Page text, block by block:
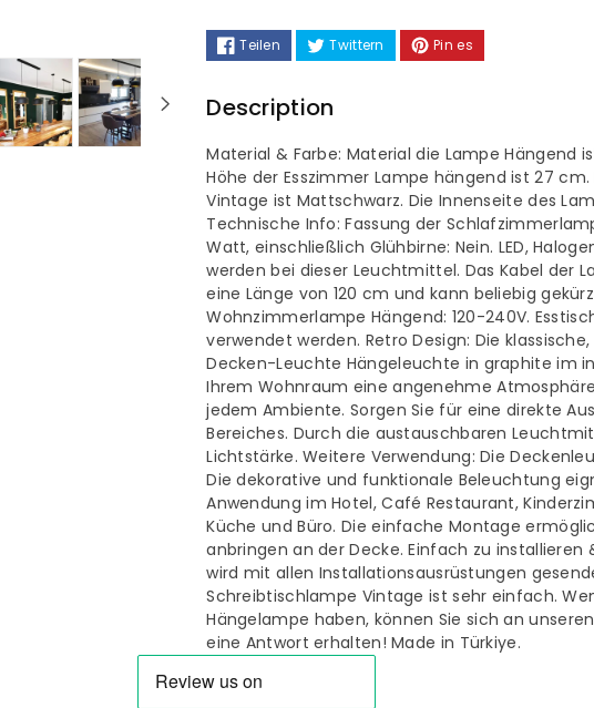
Pendelleuchte
I
Kreis
I
2/3
Flammige
Schwarz
Metall
Hängelampe
Pendelleuchte
I
Kreis
I
2/3
Flammige
Schwarz
Metall
Hängelampe
Teilen Twittern Pin es
Description
Material & Farbe: Material die Lampe Hängend
Höhe der Esszimmer Lampe hängend ist 27
Vintage ist Mattschwarz. Die Innenseite des
Technische Info: Fassung der
Watt, einschließlich Glühbirne: Nein. LED,
werden bei dieser Leuchtmittel. Das Kabel der
eine Länge von 120 cm und kann beliebig
Wohnzimmerlampe Hängend: 120-240V.
verwendet werden. Retro Design: Die
Decken-Leuchte Hängeleuchte in graphite im
Ihrem Wohnraum eine angenehme
jedem Ambiente. Sorgen Sie für eine direkte
Bereiches. Durch die austauschbaren
Lichtstärke. Weitere Verwendung: Die
Die dekorative und funktionale Beleuchtung
Anwendung im Hotel, Café Restaurant,
Küche und Büro. Die einfache Montage
anbringen an der Decke. Einfach zu installieren
wird mit allen Installationsausrüstungen
Schreibtischlampe Vintage ist sehr einfach.
Hängelampe haben, können Sie sich an
eine Antwort erhalten! Made in Türkiye.